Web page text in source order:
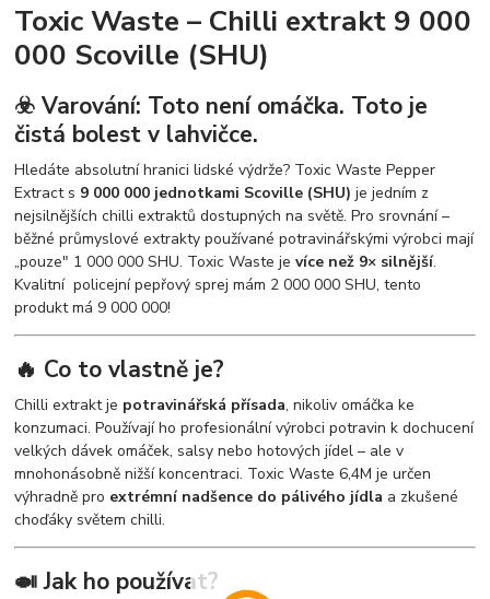
Toxic Waste – Chilli extrakt 9 000
000 Scoville (SHU)
☣️ Varování: Toto není omáčka. Toto je
čistá bolest v lahvičce.
Hledáte absolutní hranici lidské výdrže? Toxic Waste Pepper
Extract s 9 000 000 jednotkami Scoville (SHU) je jedním z
nejsilnějších chilli extraktů dostupných na světě. Pro srovnání –
běžné průmyslové extrakty používané potravinářskými výrobci mají
„pouze" 1 000 000 SHU. Toxic Waste jevíce než 9× silnější.
Kvalitní policejní pepřový sprej mám 2 000 000 SHU, tento
produkt má 9 000 000!
🔥 Co to vlastně je?
Chilli extrakt je potravinářská přísada, nikoliv omáčka ke
konzumaci. Používají ho profesionální výrobci potravin k dochucení
velkých dávek omáček, salsy nebo hotových jídel – ale v
mnohonásobně nižší koncentraci. Toxic Waste 6,4M je určen
výhradně pro extrémní nadšence do pálivého jídla a zkušené
choďáky světem chilli.
🍛 Jak ho používat?